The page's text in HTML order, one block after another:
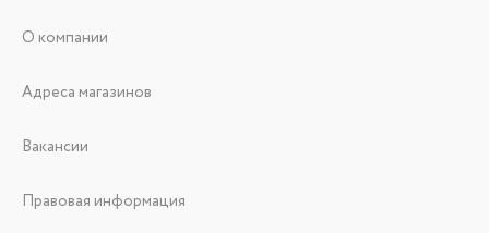
О компании
Адреса магазинов
Вакансии
Правовая информация